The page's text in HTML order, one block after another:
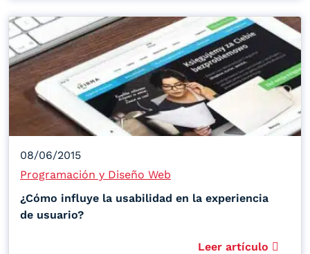
08/06/2015
Programación y Diseño Web
¿Cómo influye la usabilidad en la experiencia
de usuario?
Leer artículo